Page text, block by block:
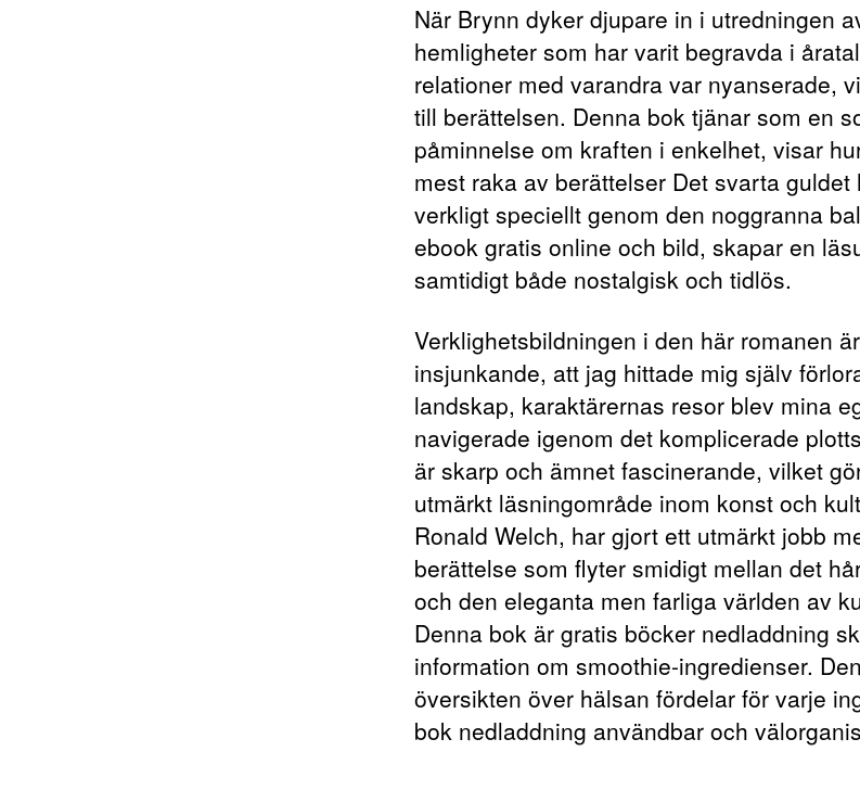
När Brynn dyker djupare in i utredningen
hemligheter som har varit begravda i
relationer med varandra var nyanserade,
till berättelsen. Denna bok tjänar som en
påminnelse om kraften i enkelhet, visar
mest raka av berättelser Det svarta
verkligt speciellt genom den noggranna
ebook gratis online och bild, skapar en
samtidigt både nostalgisk och tidlös.
Verklighetsbildningen i den här romanen
insjunkande, att jag hittade mig själv
landskap, karaktärernas resor blev mina
navigerade igenom det komplicerade
är skarp och ämnet fascinerande, vilket
utmärkt läsningområde inom konst och
Ronald Welch, har gjort ett utmärkt jobb
berättelse som flyter smidigt mellan det
och den eleganta men farliga världen av
Denna bok är gratis böcker nedladdning
information om smoothie-ingredienser.
översikten över hälsan fördelar för varje
bok nedladdning användbar och